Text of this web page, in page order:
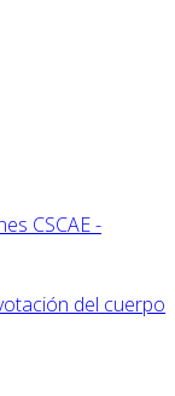
CSCAE -
del cuerpo